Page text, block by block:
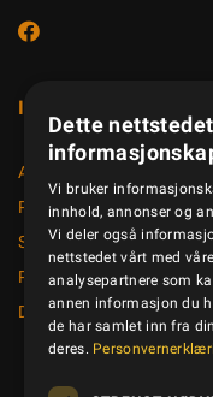
Informasjon
Aktuelt
Produktkatalog
Salgsbetingelser
Personvernerklæring
Dokumenter
Dette
Vi bruker
innhold, annonser og
Vi deler også
nettstedet vårt med
analysepartnere som
annen informasjon du
de har samlet inn fra
deres.